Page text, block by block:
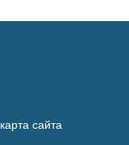
карта сайта